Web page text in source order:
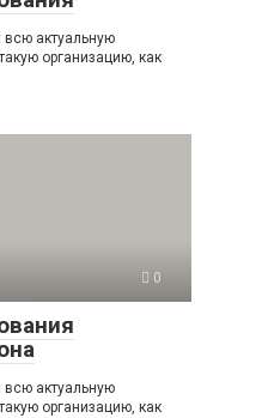
актуальную
организацию, как
0
актуальную
организацию, как